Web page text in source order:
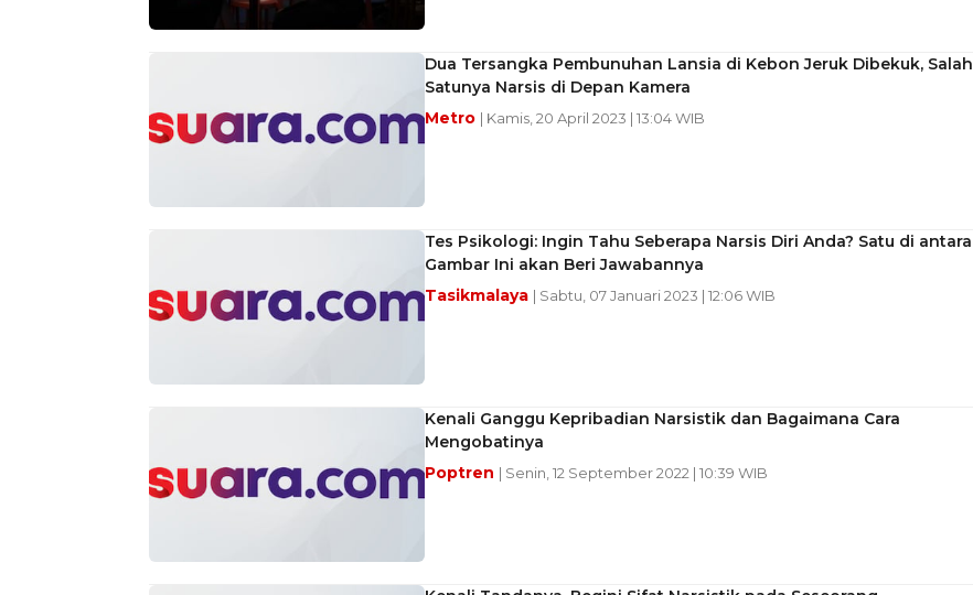
Dua Tersangka Pembunuhan Lansia di Kebon Jeruk Dibekuk, Salah
Satunya Narsis di Depan Kamera
Metro | Kamis, 20 April 2023 | 13:04 WIB
Tes Psikologi: Ingin Tahu Seberapa Narsis Diri Anda? Satu di antara
Gambar Ini akan Beri Jawabannya
Tasikmalaya | Sabtu, 07 Januari 2023 | 12:06 WIB
Kenali Ganggu Kepribadian Narsistik dan Bagaimana Cara
Mengobatinya
Poptren | Senin, 12 September 2022 | 10:39 WIB